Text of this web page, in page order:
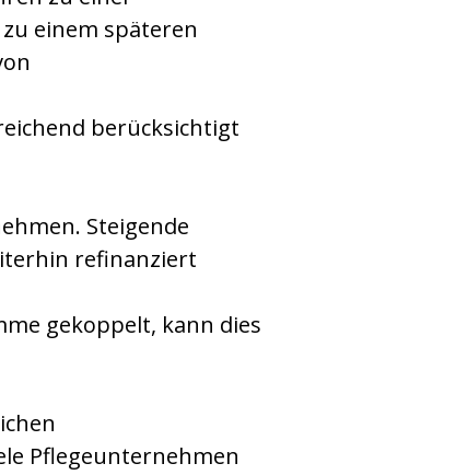
einem späteren
berücksichtigt
Steigende
refinanziert
gekoppelt, kann dies
Pflegeunternehmen